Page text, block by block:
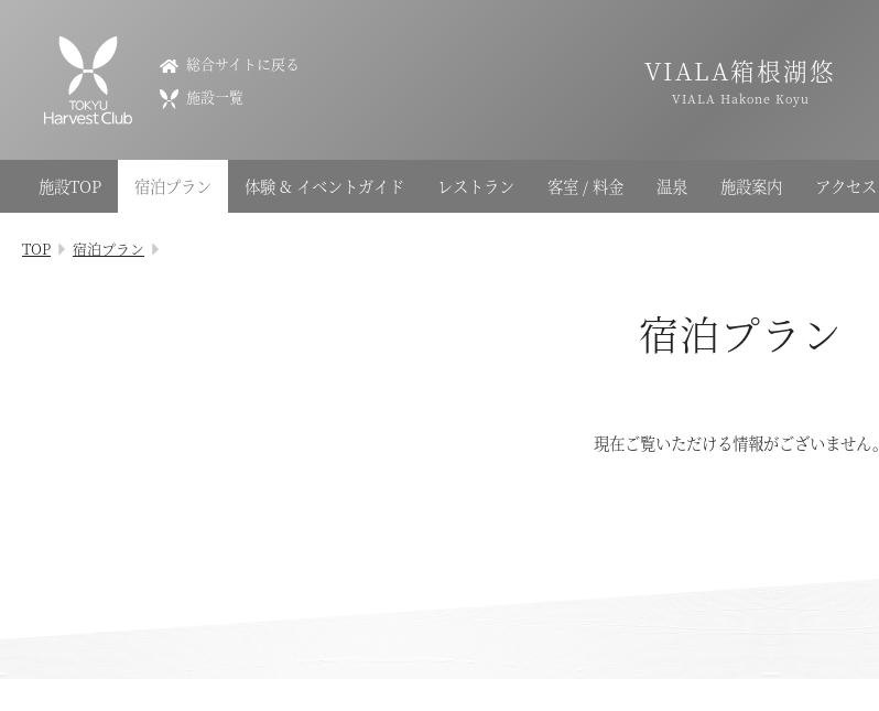
総合サイトに戻る
施設一覧
VIALA箱根湖悠
VIALA Hakone Koyu
施設TOP 宿泊プラン 体験 & イベントガイド レストラン 客室 / 料金 温泉 施設案内 アクセス
VIALA箱根湖悠
VIALA Hakone Koyu
会員権のご案内
TOP
TOP 宿泊プラン
宿泊プラン
現在ご覧いただける情報がございません。